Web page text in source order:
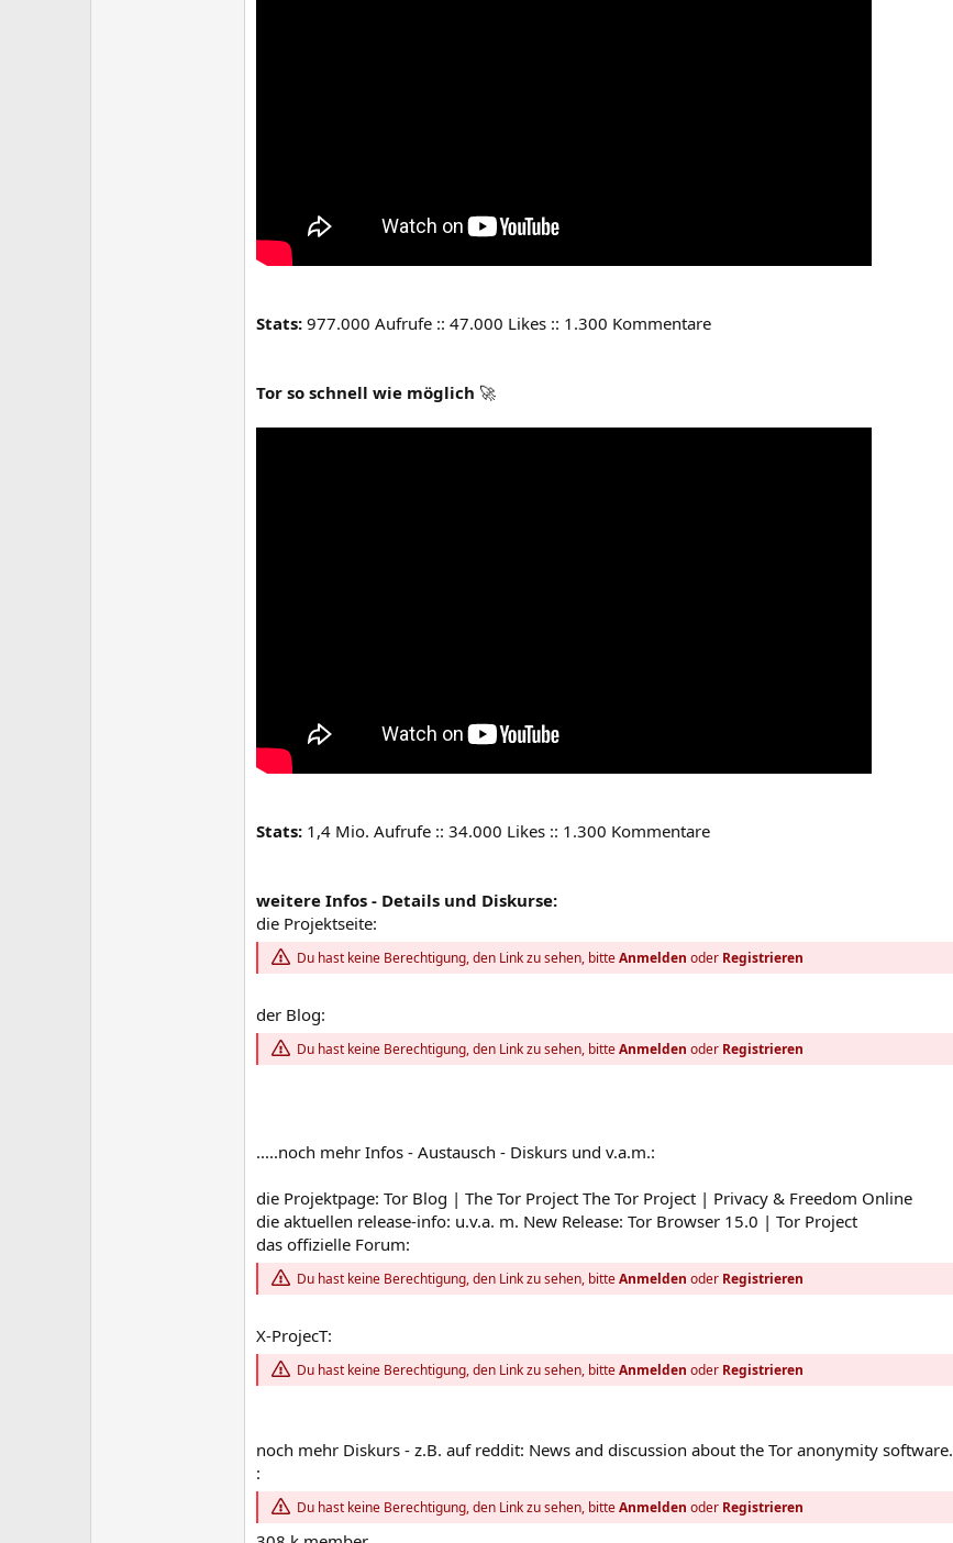
Stats: 977.000 Aufrufe :: 47.000 Likes :: 1.300 Kommentare
Tor so schnell wie möglich 🚀
Stats: 1,4 Mio. Aufrufe :: 34.000 Likes :: 1.300 Kommentare
weitere Infos - Details und Diskurse:
die Projektseite:
Du hast keine Berechtigung, den Link zu sehen, bitteAnmelden oder Registrieren
der Blog:
Du hast keine Berechtigung, den Link zu sehen, bitteAnmelden oder Registrieren
.....noch mehr Infos - Austausch - Diskurs und v.a.m.:
die Projektpage: Tor Blog | The Tor Project The Tor Project | Privacy & Freedom Online
die aktuellen release-info: u.v.a. m. New Release: Tor Browser 15.0 | Tor Project
das offizielle Forum:
Du hast keine Berechtigung, den Link zu sehen, bitteAnmelden oder Registrieren
X-ProjecT:
Du hast keine Berechtigung, den Link zu sehen, bitteAnmelden oder Registrieren
noch mehr Diskurs - z.B. auf reddit: News and discussion about the Tor anonymity software.
:
Du hast keine Berechtigung, den Link zu sehen, bitteAnmelden oder Registrieren